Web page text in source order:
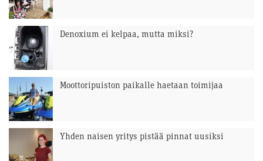
Denoxium ei kelpaa, mutta miksi?
Moottoripuiston paikalle haetaan toimijaa
Yhden naisen yritys pistää pinnat uusiksi